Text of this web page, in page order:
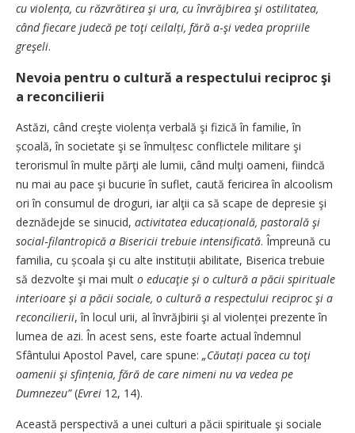
cu violența, cu răzvrătirea şi ura, cu învrăjbirea şi ostilitatea,
când fiecare judecă pe toţi ceilalți, fără a‑şi vedea propriile
greşeli.
Nevoia pentru o cultură a respectului reciproc şi
a reconcilierii
Astăzi, când creşte violența verbală şi fizică în familie, în
școală, în societate şi se înmulțesc conflictele militare şi
terorismul în multe părţi ale lumii, când mulţi oameni, fiindcă
nu mai au pace şi bucurie în suflet, caută fericirea în alcoolism
ori în consumul de droguri, iar alţii ca să scape de depresie şi
deznădejde se sinucid, activitatea educațională, pastorală şi
social‑filantropică a Bisericii trebuie intensificată. Împreună cu
familia, cu școala şi cu alte instituții abilitate, Biserica trebuie
să dezvolte şi mai mult o educaţie şi o cultură a păcii spirituale
interioare şi a păcii sociale, o cultură a respectului reciproc şi a
reconcilierii, în locul urii, al învrăjbirii şi al violenței prezente în
lumea de azi. În acest sens, este foarte actual îndemnul
Sfântului Apostol Pavel, care spune: „Căutați pacea cu toţi
oamenii şi sfințenia, fără de care nimeni nu va vedea pe
Dumnezeu”(Evrei 12, 14).
Această perspectivă a unei culturi a păcii spirituale şi sociale